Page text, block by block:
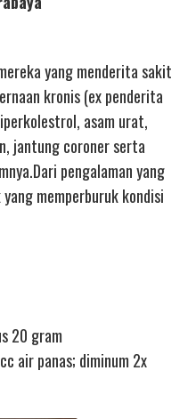
yang menderita sakit
kronis (ex penderita
asam urat,
jantung coroner serta
pengalaman yang
memperburuk kondisi
20 gram
air panas; diminum 2x